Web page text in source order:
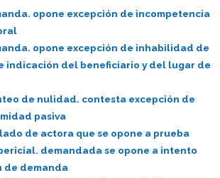
opone excepción de incompetencia
opone excepción de inhabilidad de
indicación del beneficiario y del lugar de
de nulidad. contesta excepción de
pasiva
de actora que se opone a prueba
demandada se opone a intento
de demanda